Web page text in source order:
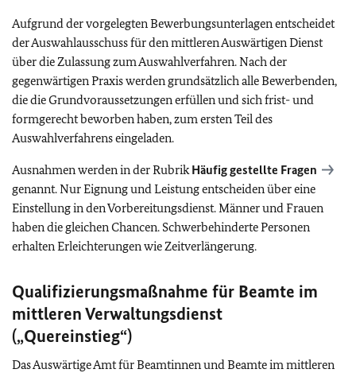
Aufgrund der vorgelegten Bewerbungsunterlagen entscheidet
der Auswahlausschuss für den mittleren Auswärtigen Dienst
über die Zulassung zum Auswahlverfahren. Nach der
gegenwärtigen Praxis werden grundsätzlich alle Bewerbenden,
die die Grundvoraussetzungen erfüllen und sich frist- und
formgerecht beworben haben, zum ersten Teil des
Auswahlverfahrens eingeladen.
Ausnahmen werden in der RubrikHäufig gestellte Fragen
genannt. Nur Eignung und Leistung entscheiden über eine
Einstellung in den Vorbereitungsdienst. Männer und Frauen
haben die gleichen Chancen. Schwerbehinderte Personen
erhalten Erleichterungen wie Zeitverlängerung.
Qualifizierungsmaßnahme für Beamte im
mittleren Verwaltungsdienst
(„Quereinstieg“)
Das Auswärtige Amt für Beamtinnen und Beamte im mittleren